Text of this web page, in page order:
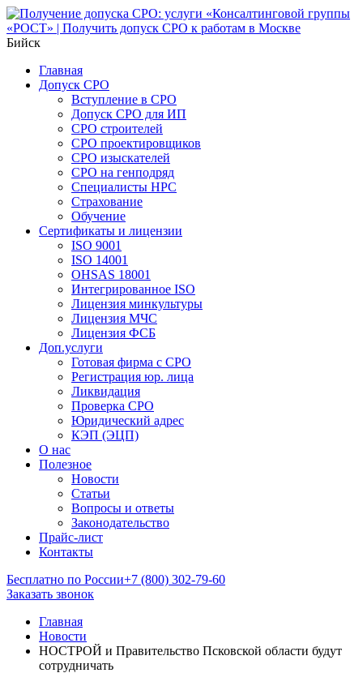
Бийск
Главная
Допуск СРО
Вступление в СРО
Допуск СРО для ИП
СРО строителей
СРО проектировщиков
СРО изыскателей
СРО на генподряд
Специалисты НРС
Страхование
Обучение
Сертификаты и лицензии
ISO 9001
ISO 14001
OHSAS 18001
Интегрированное ISO
Лицензия минкультуры
Лицензия МЧС
Лицензия ФСБ
Доп.услуги
Готовая фирма с СРО
Регистрация юр. лица
Ликвидация
Проверка СРО
Юридический адрес
КЭП (ЭЦП)
О нас
Полезное
Новости
Статьи
Вопросы и ответы
Законодательство
Прайс-лист
Контакты
Бесплатно по России+7 (800) 302-79-60
Заказать звонок
Главная
Новости
НОСТРОЙ и Правительство Псковской области будут
сотрудничать